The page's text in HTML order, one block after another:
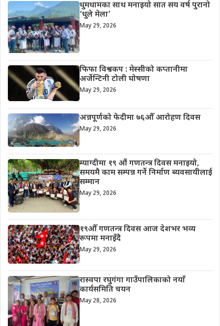
धुमधामका साथ मनाइयो सात सय वर्ष पुरानो
‘धुले मेला’
May 29, 2026
फिफा विश्वकप : मेस्सीको कप्तानीमा
अर्जेन्टिनी टोली घोषणा
May 29, 2026
अन्नपूर्णको फेदीमा ७६औँ आरोहण दिवस
May 29, 2026
म्याग्दीमा १९ औं गणतन्त्र दिवस मनाइयो,
समयमै काम सम्पन्न गर्ने निर्माण ब्यवसायीलाई
सम्मान
May 29, 2026
१९औँ गणतन्त्र दिवस आज देशभर भव्य
रूपमा मनाइँदै
May 29, 2026
रास्वपा रघुगंगा गाउँपालिकाको नयाँ
कार्यसमिति चयन
May 28, 2026